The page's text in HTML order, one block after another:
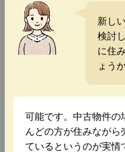
新し
検討
に住
ょう
可能です。中古物件の
んどの方が住みながら
ているというのが実情